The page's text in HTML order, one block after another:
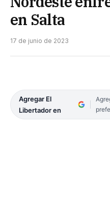
en Salta
17 de junio de 2023
Agregar El
Libertador en